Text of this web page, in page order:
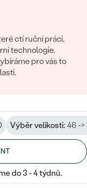
ctí ruční práci,
technologie.
pro vás to
Výběr velikosti: 46 ->
do 3 - 4 týdnů.